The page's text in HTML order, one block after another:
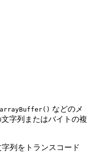
arrayBuffer() などのメ
字列またはバイトの複
列をトランスコード